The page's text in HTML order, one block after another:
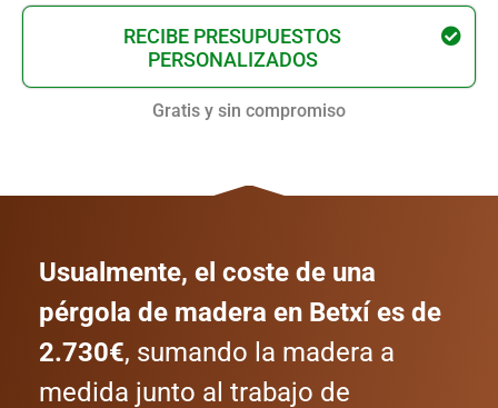
RECIBE PRESUPUESTOS
PERSONALIZADOS
Gratis y sin compromiso
Usualmente, el coste de una
pérgola de madera en Betxí es de
2.730€, sumando la madera a
medida junto al trabajo de